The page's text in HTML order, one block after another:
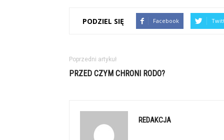
PODZIEL SIĘ Facebook
Poprzedni artykuł
PRZED CZYM CHRONI RODO?
REDAKCJA